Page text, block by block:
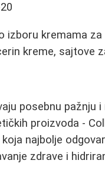
izboru kremama
kreme, sajtove
posebnu pažnju
proizvoda -
najbolje
zdrave i